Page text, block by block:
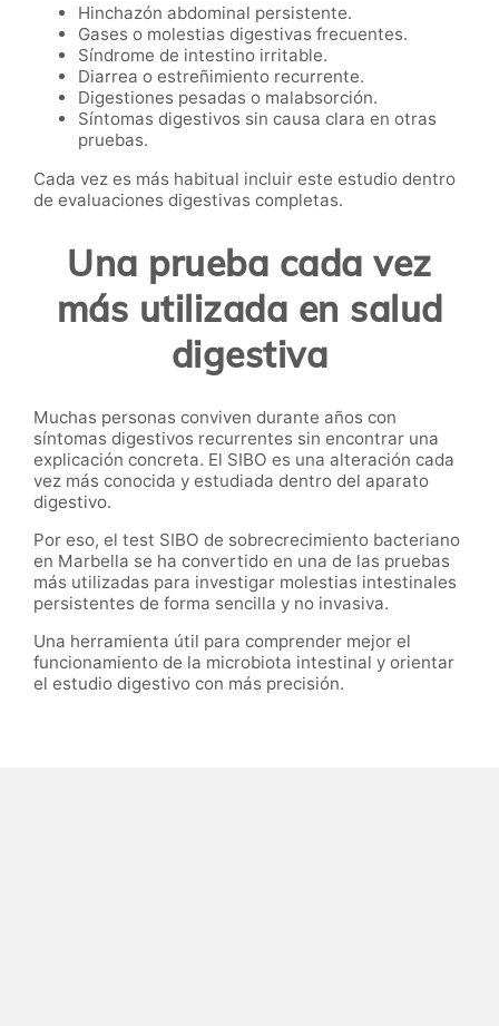
Hinchazón abdominal persistente.
Gases o molestias digestivas frecuentes.
Síndrome de intestino irritable.
Diarrea o estreñimiento recurrente.
Digestiones pesadas o malabsorción.
Síntomas digestivos sin causa clara en otras
pruebas.
Cada vez es más habitual incluir este estudio dentro
de evaluaciones digestivas completas.
Una prueba cada vez
más utilizada en salud
digestiva
Muchas personas conviven durante años con
síntomas digestivos recurrentes sin encontrar una
explicación concreta. El SIBO es una alteración cada
vez más conocida y estudiada dentro del aparato
digestivo.
Por eso, el test SIBO de sobrecrecimiento bacteriano
en Marbella se ha convertido en una de las pruebas
más utilizadas para investigar molestias intestinales
persistentes de forma sencilla y no invasiva.
Una herramienta útil para comprender mejor el
funcionamiento de la microbiota intestinal y orientar
el estudio digestivo con más precisión.